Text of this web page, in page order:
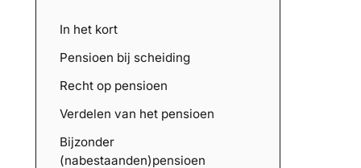
In het kort
Pensioen bij scheiding
Recht op pensioen
Verdelen van het pensioen
Bijzonder
(nabestaanden)pensioen